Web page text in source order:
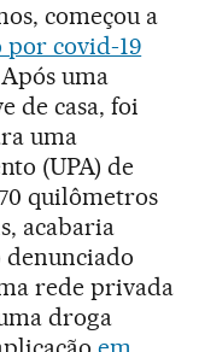
começou a
por covid-19
uma
de casa, foi
uma
(UPA) de
quilômetros
acabaria
denunciado
rede privada
droga